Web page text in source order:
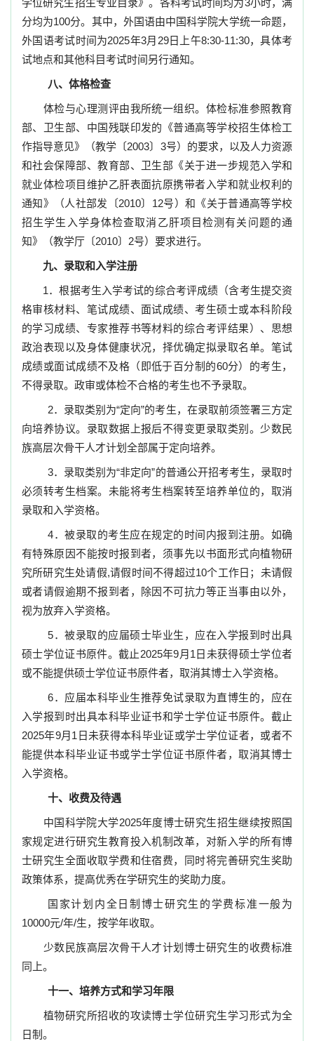
学位研究生招生专业目录》。各科考试时间均为3小时，满
分均为100分。其中，外国语由中国科学院大学统一命题，
外国语考试时间为2025年3月 29日上午8:30-11:30，具体考
试地点和其他科目考试时间另行通知。
八、体格检查
体检与心理测评由我所统一组织。体检标准参照教育
部、卫生部、中国残联印发的《普通高等学校招生体检工
作指导意见》（教学〔2003〕 3号）的要求，以及人力资源
和社会保障部、教育部、卫生部《关于进一步规范入学和
就业体检项目维护乙肝表面抗原携带者入学和就业权利的
通知》（人社部发〔2010〕 12号）和《关于普通高等学校
招生学生入学身体检查取消乙肝项目检测有关问题的通
知》（教学厅〔2010〕 2号）要求进行。
九、录取和入学注册
1．根据考生入学考试的综合考评成绩（含考生提交资
格审核材料、笔试成绩、面试成绩、考生硕士或本科阶段
的学习成绩、专家推荐书等材料的综合考评结果）、思想
政治表现以及身体健康状况，择优确定拟录取名单。笔试
成绩或面试成绩不及格（即低于百分制的60分）的考生，
不得录取。政审或体检不合格的考生也不予录取。
2．录取类别为“定向”的考生，在录取前须签署三方定
向培养协议。录取数据上报后不得变更录取类别。少数民
族高层次骨干人才计划全部属于定向培养。
3．录取类别为“非定向”的普通公开招考考生，录取时
必须转考生档案。未能将考生档案转至培养单位的，取消
录取和入学资格。
4．被录取的考生应在规定的时间内报到注册。如确
有特殊原因不能按时报到者，须事先以书面形式向植物研
究所研究生处请假,请假时间不得超过10个工作日；未请假
或者请假逾期不报到者，除因不可抗力等正当事由以外，
视为放弃入学资格。
5．被录取的应届硕士毕业生，应在入学报到时出具
硕士学位证书原件。截止2025年9月 1 日未获得硕士学位者
或不能提供硕士学位证书原件者，取消其博士入学资格。
6．应届本科毕业生推荐免试录取为直博生的，应在
入学报到时出具本科毕业证书和学士学位证书原件。截止
2025年9月 1 日未获得本科毕业证或学士学位证者，或者不
能提供本科毕业证书或学士学位证书原件者，取消其博士
入学资格。
十、收费及待遇
中国科学院大学2025年度博士研究生招生继续按照国
家规定进行研究生教育投入机制改革，对新入学的所有博
士研究生全面收取学费和住宿费，同时将完善研究生奖助
政策体系，提高优秀在学研究生的奖助力度。
国家计划内全日制博士研究生的学费标准一般为
10000元/年/生，按学年收取。
少数民族高层次骨干人才计划博士研究生的收费标准
同上。
十一、培养方式和学习年限
植物研究所招收的攻读博士学位研究生学习形式为全
日制。